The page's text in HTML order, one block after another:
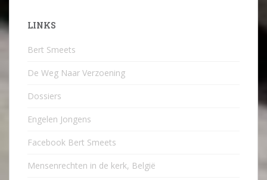
LINKS
Bert Smeets
De Weg Naar Verzoening
Dossiers
Engelen Jongens
Facebook Bert Smeets
Mensenrechten in de kerk, België